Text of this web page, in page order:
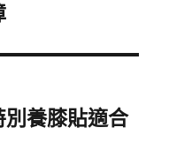
養膝貼適合